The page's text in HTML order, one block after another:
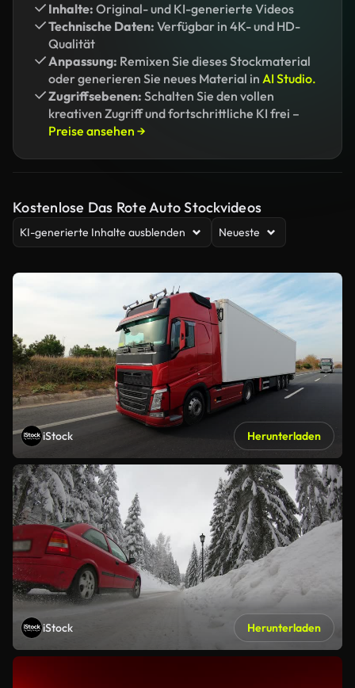
Inhalte: Original- und KI-generierte Videos
Technische Daten: Verfügbar in 4K- und HD-
Qualität
Anpassung: Remixen Sie dieses Stockmaterial
oder generieren Sie neues Material in AI Studio.
Zugriffsebenen: Schalten Sie den vollen
kreativen Zugriff und fortschrittliche KI frei –
Preise ansehen →
Kostenlose Das Rote Auto Stockvideos
KI-generierte Inhalte ausblenden Neueste
iStock Herunterladen
iStock Herunterladen